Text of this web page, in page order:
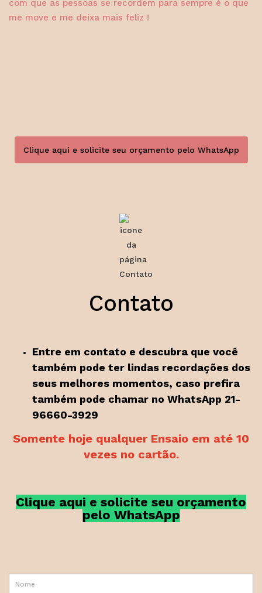
com que as pessoas se recordem para sempre é o que
me move e me deixa mais feliz !
Clique aqui e solicite seu orçamento pelo WhatsApp
Contato
Entre em contato e descubra que você
também pode ter lindas recordações dos
seus melhores momentos, caso prefira
também pode chamar no WhatsApp 21-
96660-3929
Somente hoje qualquer Ensaio em até 10
vezes no cartão.
Clique aqui e solicite seu orçamento
pelo WhatsApp